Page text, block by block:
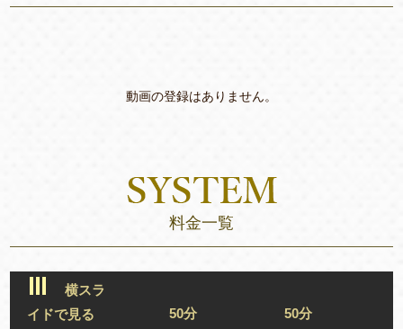
動画の登録はありません。
料金一覧
横スラ
イドで見る
50分 50分